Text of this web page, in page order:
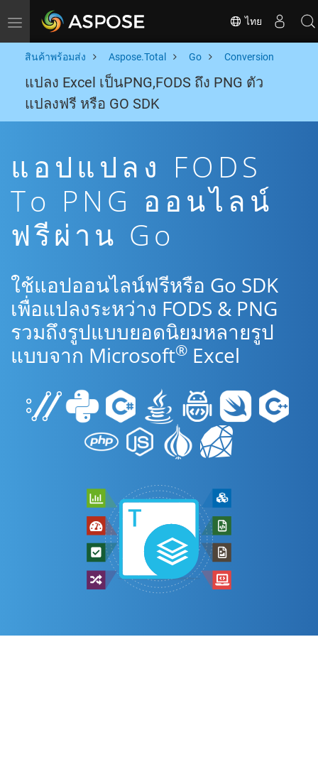
Toggle navigation ไทย
สินค้าพร้อมส่ง Aspose.Total Go Conversion
แปลง Excel เป็นPNG,FODS ถึง PNG ตัว
แปลงฟรี หรือ GO SDK
แอปแปลง FODS
To PNG ออนไลน์
ฟรีผ่าน Go
ใช้แอปออนไลน์ฟรีหรือ Go SDK
เพื่อแปลงระหว่าง FODS & PNG
รวมถึงรูปแบบยอดนิยมหลายรูป
แบบจาก Microsoft® Excel